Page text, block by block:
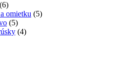
(6)
omietku (5)
(5)
(4)